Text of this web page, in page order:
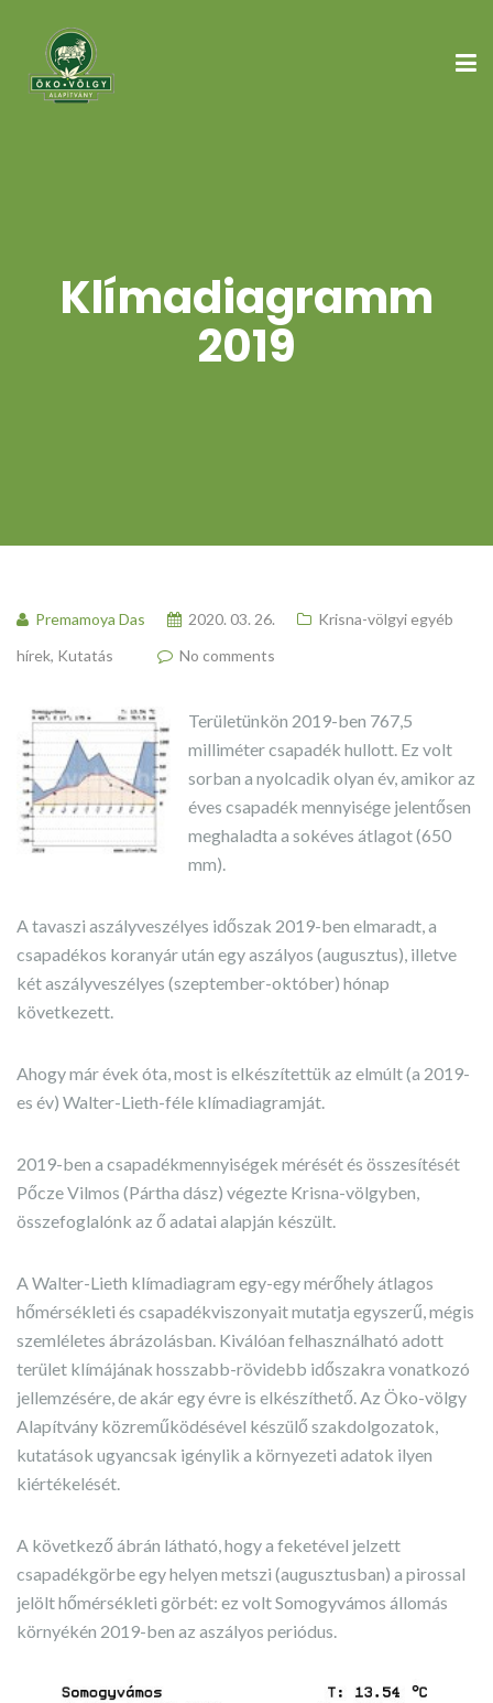
Klímadiagramm
2019
Premamoya Das 2020. 03. 26.
Krisna-völgyi egyéb
hírek, Kutatás No comments
Területünkön 2019-ben 767,5
milliméter csapadék hullott. Ez volt
sorban a nyolcadik olyan év, amikor az
éves csapadék mennyisége jelentősen
meghaladta a sokéves átlagot (650
mm).
A tavaszi aszályveszélyes időszak 2019-ben elmaradt, a
csapadékos koranyár után egy aszályos (augusztus), illetve
két aszályveszélyes (szeptember-október) hónap
következett.
Ahogy már évek óta, most is elkészítettük az elmúlt (a 2019-
es év) Walter-Lieth-féle klímadiagramját.
2019-ben a csapadékmennyiségek mérését és összesítését
Pőcze Vilmos (Pártha dász) végezte Krisna-völgyben,
összefoglalónk az ő adatai alapján készült.
A Walter-Lieth klímadiagram egy-egy mérőhely átlagos
hőmérsékleti és csapadékviszonyait mutatja egyszerű, mégis
szemléletes ábrázolásban. Kiválóan felhasználható adott
terület klímájának hosszabb-rövidebb időszakra vonatkozó
jellemzésére, de akár egy évre is elkészíthető. Az Öko-völgy
Alapítvány közreműködésével készülő szakdolgozatok,
kutatások ugyancsak igénylik a környezeti adatok ilyen
kiértékelését.
A következő ábrán látható, hogy a feketével jelzett
csapadékgörbe egy helyen metszi (augusztusban) a pirossal
jelölt hőmérsékleti görbét: ez volt Somogyvámos állomás
környékén 2019-ben az aszályos periódus.